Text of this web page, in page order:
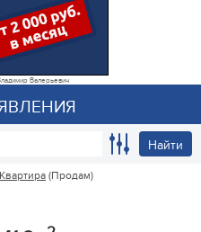
Валерьевич
Найти
Квартира (Продам)